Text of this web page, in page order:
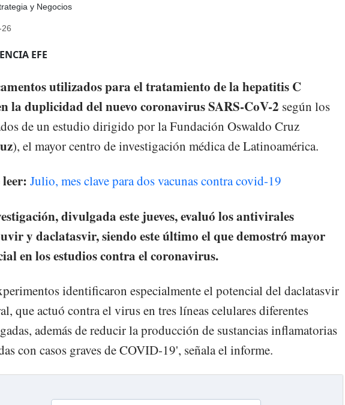
y Negocios
EFE
utilizados para el tratamiento de la hepatitis C
la duplicidad del nuevo coronavirus SARS-CoV-2 según los
de un estudio dirigido por la Fundación Oswaldo Cruz
), el mayor centro de investigación médica de Latinoamérica.
leer: Julio, mes clave para dos vacunas contra covid-19
divulgada este jueves, evaluó los antivirales
y daclatasvir, siendo este último el que demostró mayor
en los estudios contra el coronavirus.
identificaron especialmente el potencial del daclatasvir
que actuó contra el virus en tres líneas celulares diferentes
además de reducir la producción de sustancias inflamatorias
con casos graves de COVID-19', señala el informe.